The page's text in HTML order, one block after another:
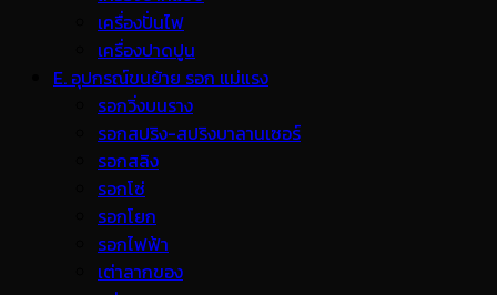
เครื่องปั่นไฟ
เครื่องปาดปูน
E. อุปกรณ์ขนย้าย รอก แม่แรง
รอกวิ่งบนราง
รอกสปริง-สปริงบาลานเซอร์
รอกสลิง
รอกโซ่
รอกโยก
รอกไฟฟ้า
เต่าลากของ